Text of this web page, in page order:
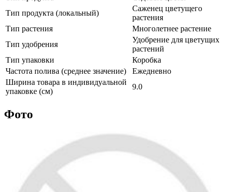
Тип продукта (локальный)
Саженец цветущего
растения
Тип растения
Многолетнее растение
Тип удобрения
Удобрение для цветущих
растений
Тип упаковки
Коробка
Частота полива (среднее значение)
Ежедневно
Ширина товара в индивидуальной
упаковке (см)
9.0
Фото